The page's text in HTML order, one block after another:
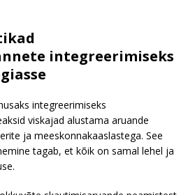
integreerimiseks
integreerimiseks
viskajad alustama aruande
ja meeskonnakaaslastega. See
tagab, et kõik on samal lehel ja